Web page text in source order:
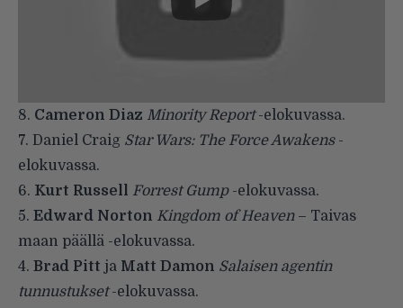
8. Cameron Diaz Minority Report-elokuvassa.
7. Daniel Craig Star Wars: The Force Awakens-
elokuvassa.
6. Kurt Russell Forrest Gump-elokuvassa.
5. Edward Norton Kingdom of Heaven– Taivas
maan päällä -elokuvassa.
4. Brad Pitt ja Matt Damon Salaisen agentin
tunnustukset-elokuvassa.